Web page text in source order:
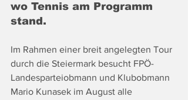
wo Tennis am Programm
stand.
Im Rahmen einer breit angelegten Tour
durch die Steiermark besucht FPÖ-
Landesparteiobmann und Klubobmann
Mario Kunasek im August alle